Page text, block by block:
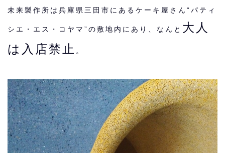
未来製作所は 兵庫県三田市 にあるケーキ屋さん “パティ
シエ・エス・コヤマ”の敷地内にあり、なんと 大人
は入店禁止 。